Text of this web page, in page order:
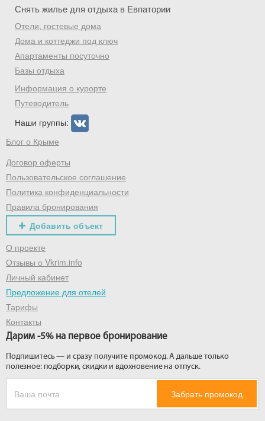
Снять жилье для отдыха в Евпатории
Отели, гостевые дома
Дома и коттеджи под ключ
Апартаменты посуточно
Базы отдыха
Информация о курорте
Путеводитель
Наши группы:
Блог о Крыме
Договор оферты
Пользовательское соглашение
Политика конфиденциальности
Правила бронирования
Добавить объект
О проекте
Отзывы о Vkrim.info
Личный кабинет
Предложение для отелей
Тарифы
Контакты
Дарим -5% на первое бронирование
Подпишитесь — и сразу получите промокод. А дальше только
полезное: подборки, скидки и вдохновение на отпуск.
Забрать промокод